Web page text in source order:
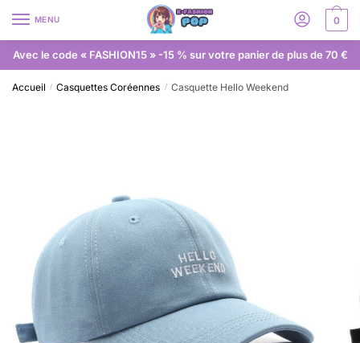
MENU 0
Avec le code « FASHION15 » -15 % sur votre panier de plus de 70 €
Accueil / Casquettes Coréennes / Casquette Hello Weekend